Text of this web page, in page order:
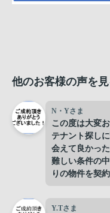
他のお客様の声を
N・Yさま
この度は大変
テナント探し
会えて良かっ
難しい条件の
りの物件を契
Y.Tさま